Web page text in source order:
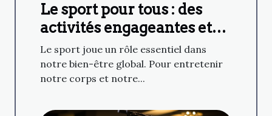
Le sport pour tous : des
activités engageantes et
agréables pour tous
Le sport joue un rôle essentiel dans
notre bien-être global. Pour entretenir
notre corps et notre...